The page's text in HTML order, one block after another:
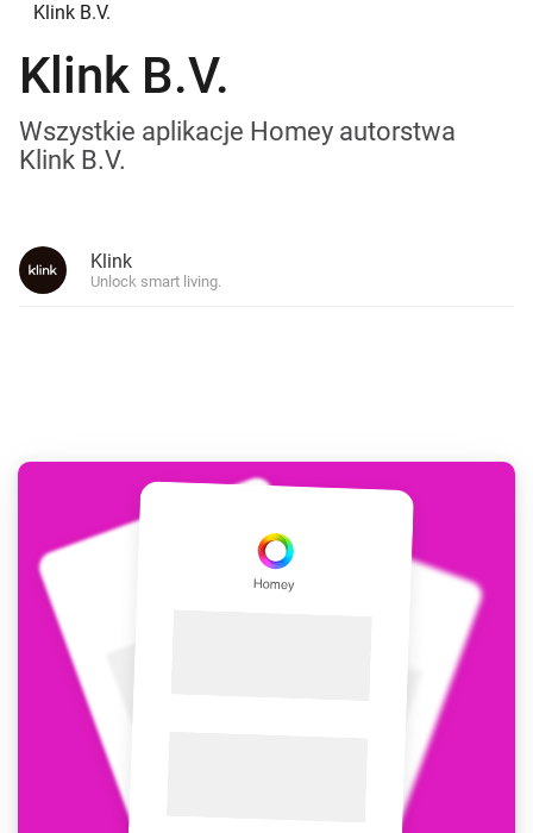
Klink B.V.
Klink B.V.
Wszystkie aplikacje Homey autorstwa
Klink B.V.
Klink
Unlock smart living.